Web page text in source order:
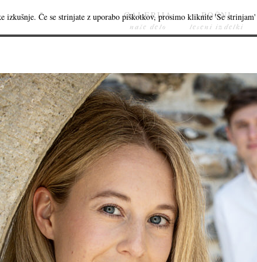
GALERIJA
naše delo
ROČNI
leseni izdelki
izkušnje. Če se strinjate z uporabo piškotkov, prosimo kliknite 'Se